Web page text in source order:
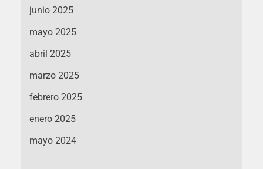
junio 2025
mayo 2025
abril 2025
marzo 2025
febrero 2025
enero 2025
mayo 2024